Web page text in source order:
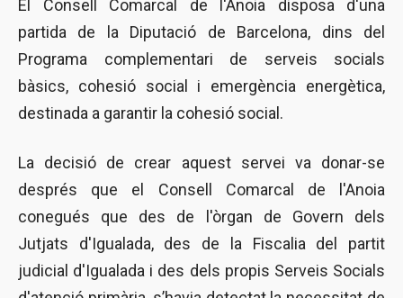
El Consell Comarcal de l'Anoia disposa d'una
partida de la Diputació de Barcelona, dins del
Programa complementari de serveis socials
bàsics, cohesió social i emergència energètica,
destinada a garantir la cohesió social.
La decisió de crear aquest servei va donar-se
després que el Consell Comarcal de l'Anoia
conegués que des de l'òrgan de Govern dels
Jutjats d'Igualada, des de la Fiscalia del partit
judicial d'Igualada i des dels propis Serveis Socials